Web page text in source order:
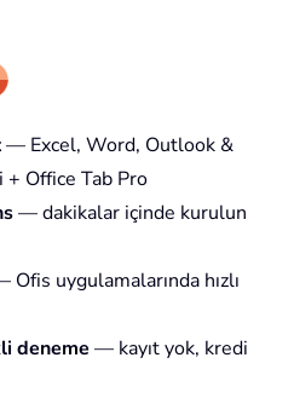
— Excel, Word, Outlook &
Office Tab Pro
— dakikalar içinde kurulun
Ofis uygulamalarında hızlı
deneme — kayıt yok, kredi